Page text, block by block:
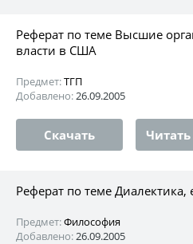
Реферат по теме Высшие
власти в США
Предмет:ТГП
Добавлено:26.09.2005
Скачать
Реферат по теме Диалектика,
Предмет:Философия
Добавлено:26.09.2005